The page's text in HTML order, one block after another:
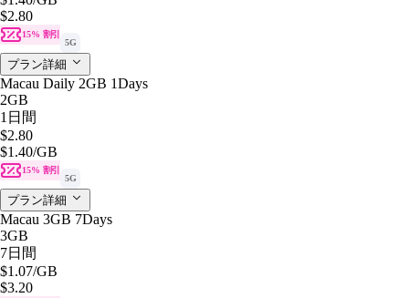
$2.80
15% 割引
5G
プラン詳細
Macau Daily 2GB 1Days
2GB
1日間
$2.80
$1.40/GB
15% 割引
5G
プラン詳細
Macau 3GB 7Days
3GB
7日間
$1.07/GB
$3.20